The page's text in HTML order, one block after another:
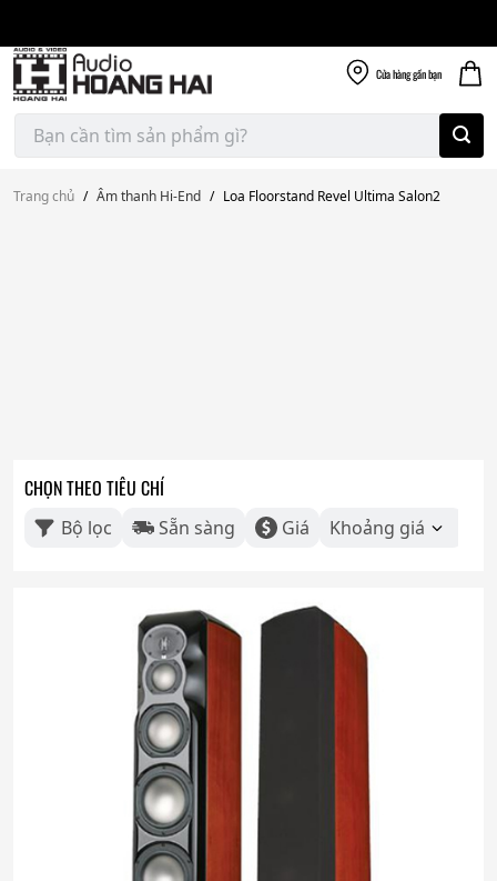
content
Cửa hànggần bạn
Tìm
kiếm:
Trang chủ / Âm thanh Hi-End / Loa Floorstand Revel Ultima Salon2
CHỌN THEO TIÊU CHÍ
Bộ lọc Sẵn sàng Giá Khoảng giá